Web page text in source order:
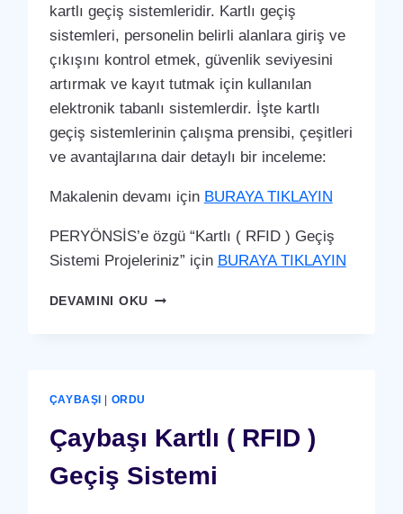
kartlı geçiş sistemleridir. Kartlı geçiş
sistemleri, personelin belirli alanlara giriş ve
çıkışını kontrol etmek, güvenlik seviyesini
artırmak ve kayıt tutmak için kullanılan
elektronik tabanlı sistemlerdir. İşte kartlı
geçiş sistemlerinin çalışma prensibi, çeşitleri
ve avantajlarına dair detaylı bir inceleme:
Makalenin devamı için BURAYA TIKLAYIN
PERYÖNSİS’e özgü “Kartlı ( RFID ) Geçiş
Sistemi Projeleriniz” için BURAYA TIKLAYIN
DEVAMINI OKUFATSA
ÇAYBAŞI ORDU
Çaybaşı Kartlı ( RFID )
Geçiş Sistemi